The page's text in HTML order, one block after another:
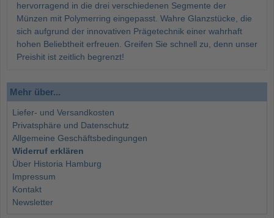
hervorragend in die drei verschiedenen Segmente der
Münzen mit Polymerring eingepasst. Wahre Glanzstücke, die
sich aufgrund der innovativen Prägetechnik einer wahrhaft
hohen Beliebtheit erfreuen. Greifen Sie schnell zu, denn unser
Preishit ist zeitlich begrenzt!
Mehr über...
Liefer- und Versandkosten
Privatsphäre und Datenschutz
Allgemeine Geschäftsbedingungen
Widerruf erklären
Über Historia Hamburg
Impressum
Kontakt
Newsletter